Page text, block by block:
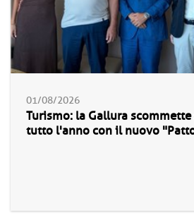
01/08/2026
Turismo: la Gallura
tutto l'anno con il nuovo